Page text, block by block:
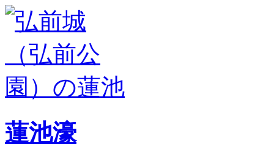
蓮池濠